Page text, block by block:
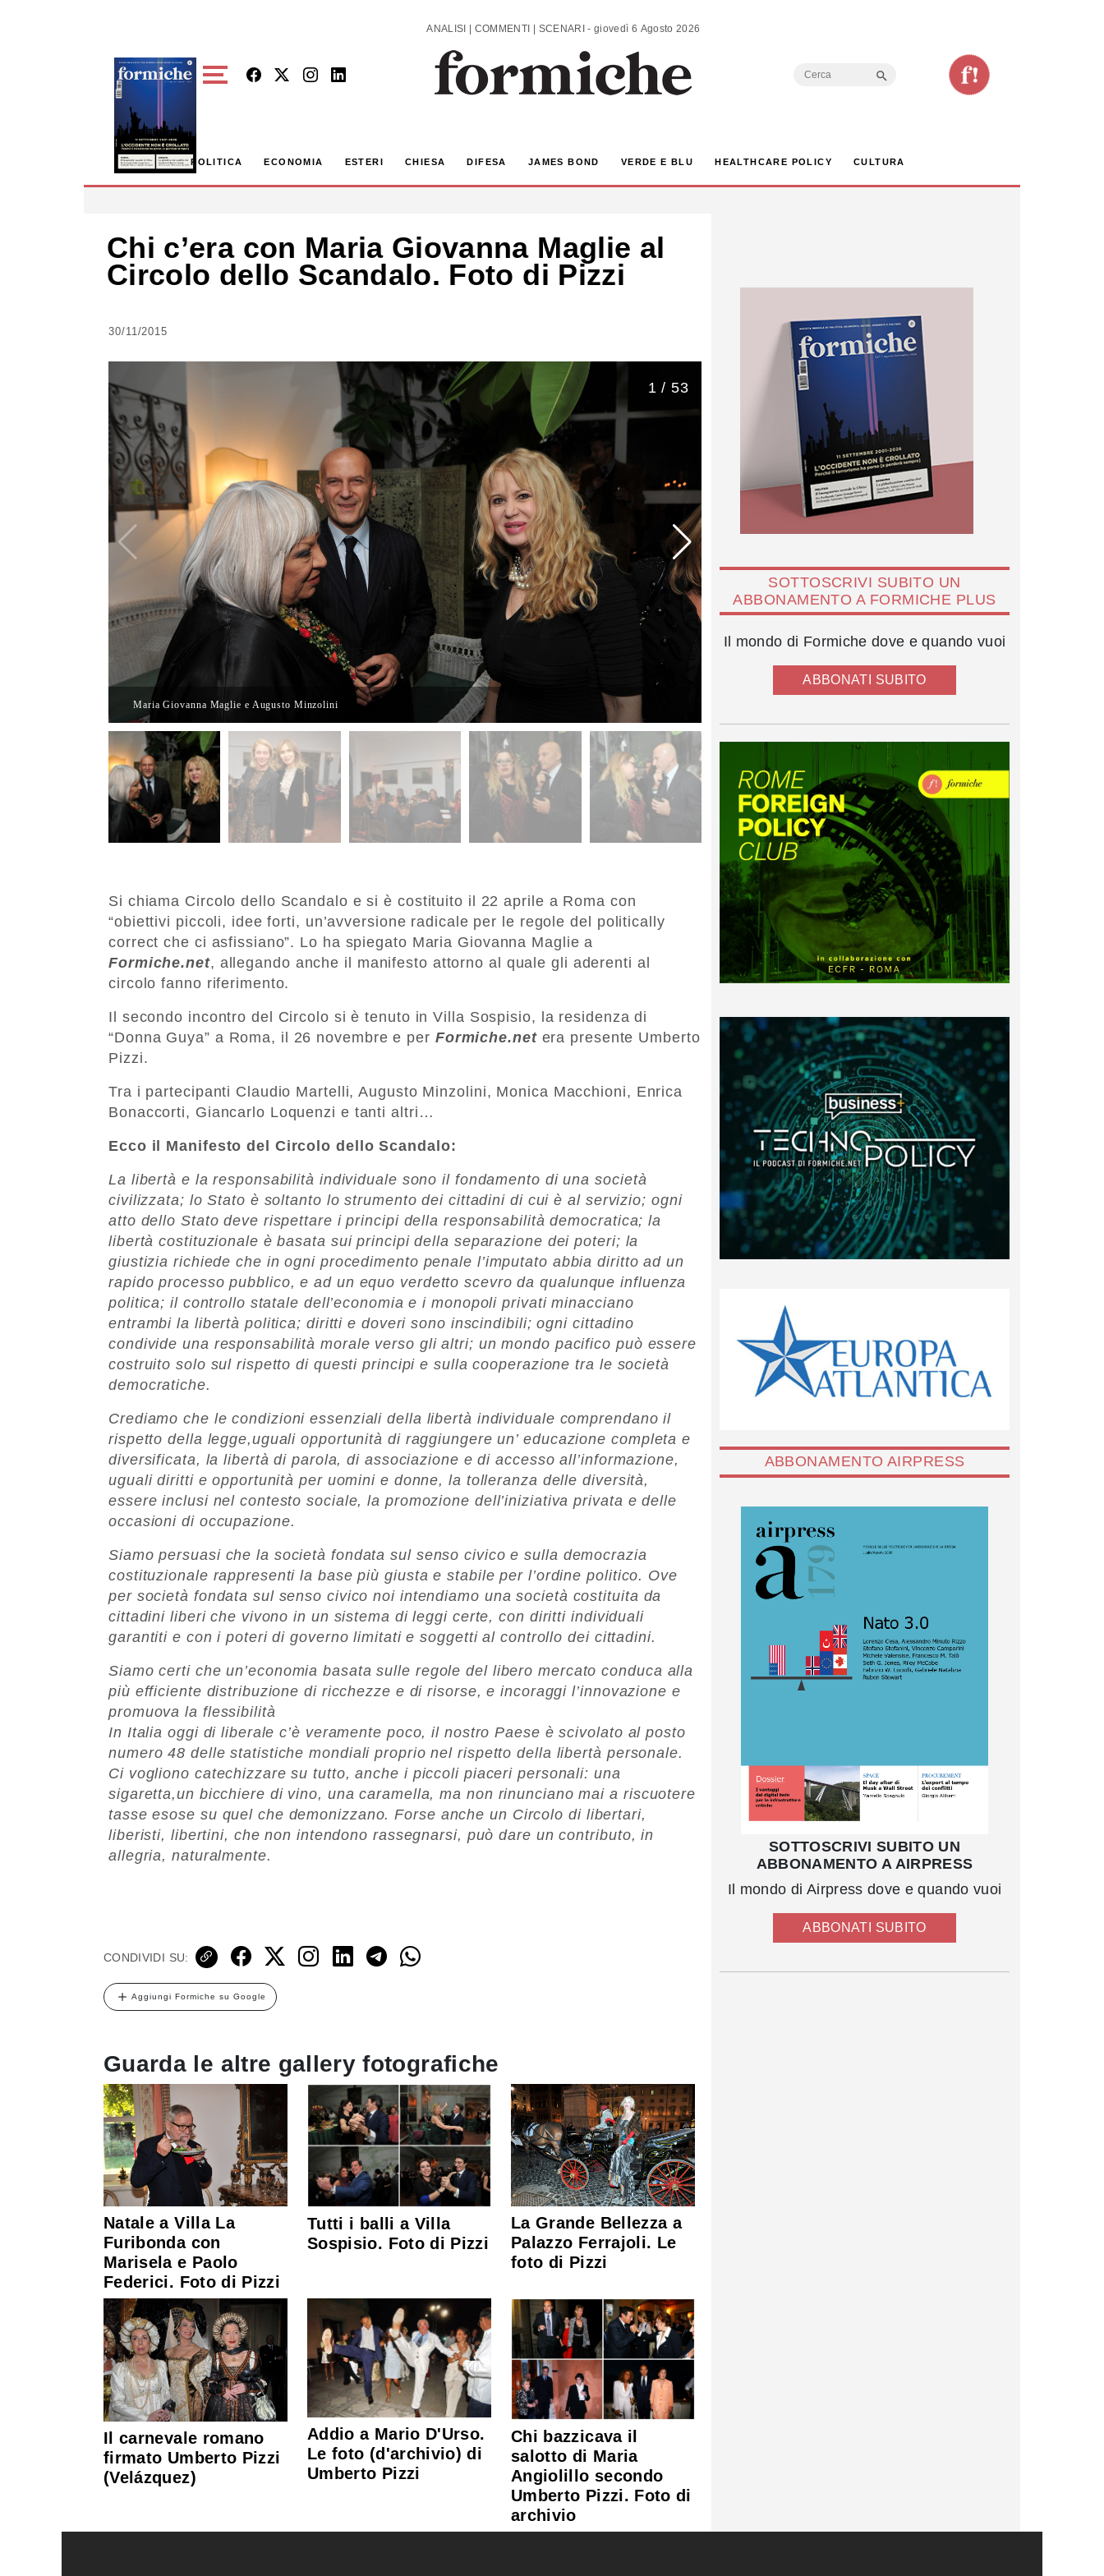
ANALISI | COMMENTI | SCENARI - giovedì 6 Agosto 2026
Search
POLITICA ECONOMIA ESTERI CHIESA DIFESA JAMES BOND VERDE E BLU HEALTHCARE POLICY CULTURA
Chi c’era con Maria Giovanna Maglie al
Circolo dello Scandalo. Foto di Pizzi
30/11/2015
1 / 53
Maria Giovanna Maglie e Augusto Minzolini
Si chiama Circolo dello Scandalo e si è costituito il 22 aprile a Roma con
“obiettivi piccoli, idee forti, un’avversione radicale per le regole del politically
correct che ci asfissiano”. Lo ha spiegato Maria Giovanna Maglie a
Formiche.net, allegando anche il manifesto attorno al quale gli aderenti al
circolo fanno riferimento.
Il secondo incontro del Circolo si è tenuto in Villa Sospisio, la residenza di
“Donna Guya” a Roma, il 26 novembre e per Formiche.netera presente Umberto
Pizzi.
Tra i partecipanti Claudio Martelli, Augusto Minzolini, Monica Macchioni, Enrica
Bonaccorti, Giancarlo Loquenzi e tanti altri…
Ecco il Manifesto del Circolo dello Scandalo:
La libertà e la responsabilità individuale sono il fondamento di una società
civilizzata; lo Stato è soltanto lo strumento dei cittadini di cui è al servizio; ogni
atto dello Stato deve rispettare i principi della responsabilità democratica; la
libertà costituzionale è basata sui principi della separazione dei poteri; la
giustizia richiede che in ogni procedimento penale l’imputato abbia diritto ad un
rapido processo pubblico, e ad un equo verdetto scevro da qualunque influenza
politica; il controllo statale dell’economia e i monopoli privati minacciano
entrambi la libertà politica; diritti e doveri sono inscindibili; ogni cittadino
condivide una responsabilità morale verso gli altri; un mondo pacifico può essere
costruito solo sul rispetto di questi principi e sulla cooperazione tra le società
democratiche.
Crediamo che le condizioni essenziali della libertà individuale comprendano il
rispetto della legge,uguali opportunità di raggiungere un’ educazione completa e
diversificata, la libertà di parola, di associazione e di accesso all’informazione,
uguali diritti e opportunità per uomini e donne, la tolleranza delle diversità,
essere inclusi nel contesto sociale, la promozione dell’iniziativa privata e delle
occasioni di occupazione.
Siamo persuasi che la società fondata sul senso civico e sulla democrazia
costituzionale rappresenti la base più giusta e stabile per l’ordine politico. Ove
per società fondata sul senso civico noi intendiamo una società costituita da
cittadini liberi che vivono in un sistema di leggi certe, con diritti individuali
garantiti e con i poteri di governo limitati e soggetti al controllo dei cittadini.
Siamo certi che un’economia basata sulle regole del libero mercato conduca alla
più efficiente distribuzione di ricchezze e di risorse, e incoraggi l’innovazione e
promuova la flessibilità
In Italia oggi di liberale c’è veramente poco, il nostro Paese è scivolato al posto
numero 48 delle statistiche mondiali proprio nel rispetto della libertà personale.
Ci vogliono catechizzare su tutto, anche i piccoli piaceri personali: una
sigaretta,un bicchiere di vino, una caramella, ma non rinunciano mai a riscuotere
tasse esose su quel che demonizzano. Forse anche un Circolo di libertari,
liberisti, libertini, che non intendono rassegnarsi, può dare un contributo, in
allegria, naturalmente.
CONDIVIDI SU:
Aggiungi Formiche su Google
Guarda le altre gallery fotografiche
Natale a Villa La
Furibonda con
Marisela e Paolo
Federici. Foto di Pizzi
Tutti i balli a Villa
Sospisio. Foto di Pizzi
La Grande Bellezza a
Palazzo Ferrajoli. Le
foto di Pizzi
Il carnevale romano
firmato Umberto Pizzi
(Velázquez)
Addio a Mario D'Urso.
Le foto (d'archivio) di
Umberto Pizzi
Chi bazzicava il
salotto di Maria
Angiolillo secondo
Umberto Pizzi. Foto di
archivio
SOTTOSCRIVI SUBITO UN
ABBONAMENTO A FORMICHE PLUS
Il mondo di Formiche dove e quando vuoi
ABBONATI SUBITO
ABBONAMENTO AIRPRESS
SOTTOSCRIVI SUBITO UN
ABBONAMENTO A AIRPRESS
Il mondo di Airpress dove e quando vuoi
ABBONATI SUBITO